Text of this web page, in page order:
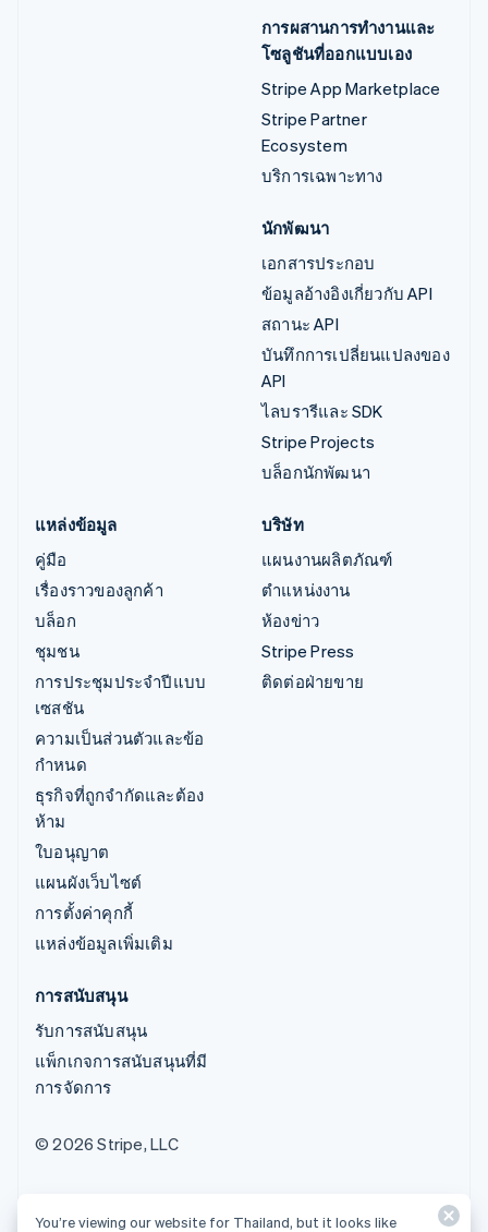
การผสานการทำงานและ
โซลูชันที่ออกแบบเอง
Stripe App Marketplace
Stripe Partner
Ecosystem
บริการเฉพาะทาง
นักพัฒนา
เอกสารประกอบ
ข้อมูลอ้างอิงเกี่ยวกับ API
สถานะ API
บันทึกการเปลี่ยนแปลงของ
API
ไลบรารีและ SDK
Stripe Projects
บล็อกนักพัฒนา
แหล่งข้อมูล
คู่มือ
เรื่องราวของลูกค้า
บล็อก
ชุมชน
การประชุมประจำปีแบบ
เซสชัน
ความเป็นส่วนตัวและข้อ
กำหนด
ธุรกิจที่ถูกจำกัดและต้อง
ห้าม
ใบอนุญาต
แผนผังเว็บไซต์
การตั้งค่าคุกกี้
แหล่งข้อมูลเพิ่มเติม
บริษัท
แผนงานผลิตภัณฑ์
ตำแหน่งงาน
ห้องข่าว
Stripe Press
ติดต่อฝ่ายขาย
การสนับสนุน
รับการสนับสนุน
แพ็กเกจการสนับสนุนที่มี
การจัดการ
© 2026 Stripe, LLC
You’re viewing our website for Thailand, but it looks like